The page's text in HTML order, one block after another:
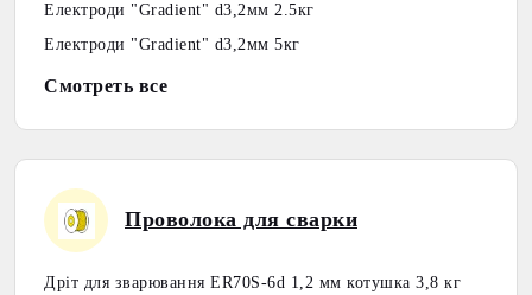
Електроди "Gradient" d3,2мм 2.5кг
Електроди "Gradient" d3,2мм 5кг
Смотреть все
Проволока для сварки
Дріт для зварювання ER70S-6d 1,2 мм котушка 3,8 кг